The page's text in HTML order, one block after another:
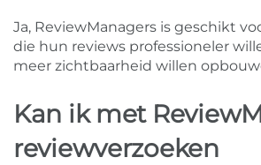
Ja, ReviewManagers is geschikt
die hun reviews professioneler
meer zichtbaarheid willen
Kan ik met
reviewverzoeken